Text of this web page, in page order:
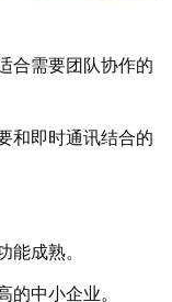
合需要团队协作的
和即时通讯结合的
能成熟。
的中小企业。